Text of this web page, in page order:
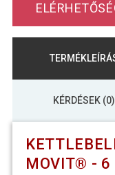
Kettlebell
KÉRDÉSEK (0)
MOVIT® - 6